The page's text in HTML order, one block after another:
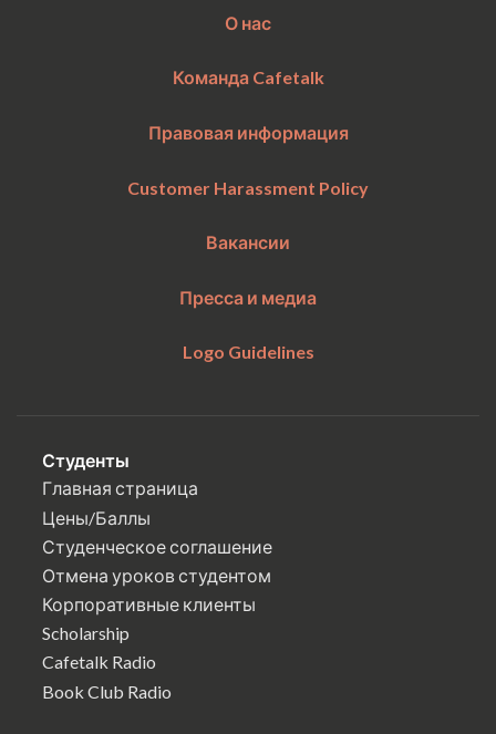
О нас
Команда Cafetalk
Правовая информация
Customer Harassment Policy
Вакансии
Пресса и медиа
Logo Guidelines
Студенты
Главная страница
Цены/Баллы
Студенческое соглашение
Отмена уроков студентом
Корпоративные клиенты
Scholarship
Cafetalk Radio
Book Club Radio